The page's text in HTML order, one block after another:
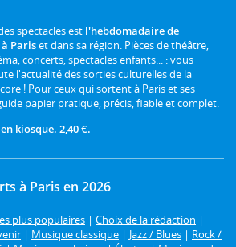
spectacles est l'hebdomadaire de
Pariset dans sa région. Pièces de théâtre,
concerts, spectacles enfants... : vous
l'actualité des sorties culturelles de la
! Pour ceux qui sortent à Paris et ses
papier pratique, précis, fiable et complet.
kiosque. 2,40 €.
à Paris en 2026
plus populaires | Choix de la rédaction |
| Musique classique | Jazz / Blues | Rock /